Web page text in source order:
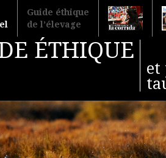
Guide éthique
de l’élevage
ÉTHIQUE
et